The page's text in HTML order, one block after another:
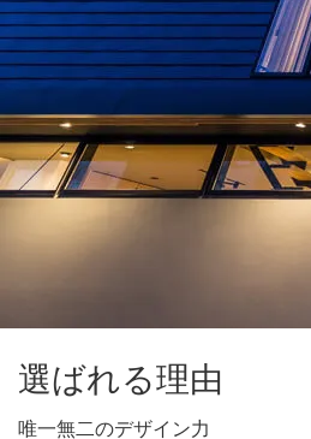
選ばれる理由
唯一無二のデザイン力